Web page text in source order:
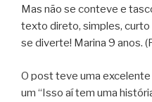
Mas não se conteve e
texto direto, simples,
se diverte! Marina 9 anos.
O post teve uma
um “Isso aí tem uma